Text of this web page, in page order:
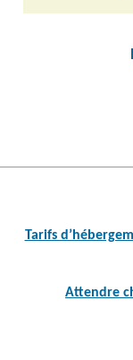
Tarifs
Attendre